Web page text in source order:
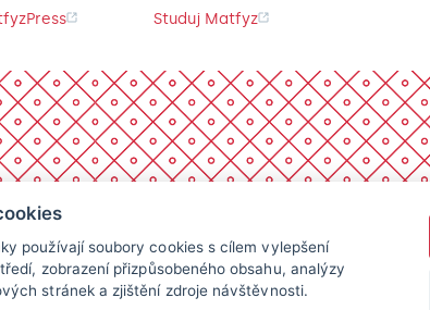
Studuj Matfyz
používají soubory cookies s cílem vylepšení
zobrazení přizpůsobeného obsahu, analýzy
stránek a zjištění zdroje návštěvnosti.